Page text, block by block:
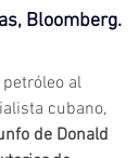
Bloomberg.
petróleo al
cubano,
de Donald